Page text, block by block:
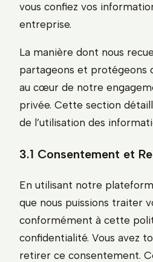
vous confiez vos
entreprise.
La manière dont nous
partageons et protégeons
au cœur de notre
privée. Cette section
de l’utilisation des
3.1 Consentement et
En utilisant notre
que nous puissions traiter
conformément à cette
confidentialité. Vous avez
retirer ce consentement.